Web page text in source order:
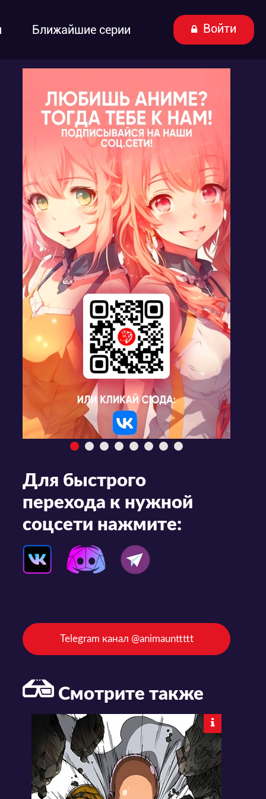
Ближайшие серии Войти
Для быстрого
перехода к нужной
соцсети нажмите:
Telegram канал @animaunttttt
Смотрите также